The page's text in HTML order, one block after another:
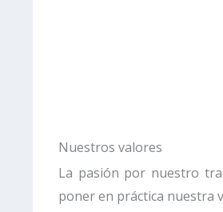
Nuestros valores
La pasión por nuestro
poner en práctica nuestra